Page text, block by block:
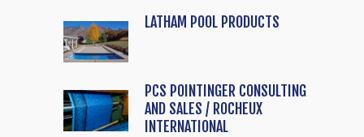
LATHAM POOL PRODUCTS
PCS POINTINGER CONSULTING
AND SALES / ROCHEUX
INTERNATIONAL